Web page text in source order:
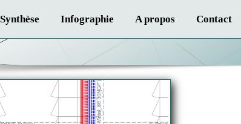
Synthèse Infographie A propos Contact